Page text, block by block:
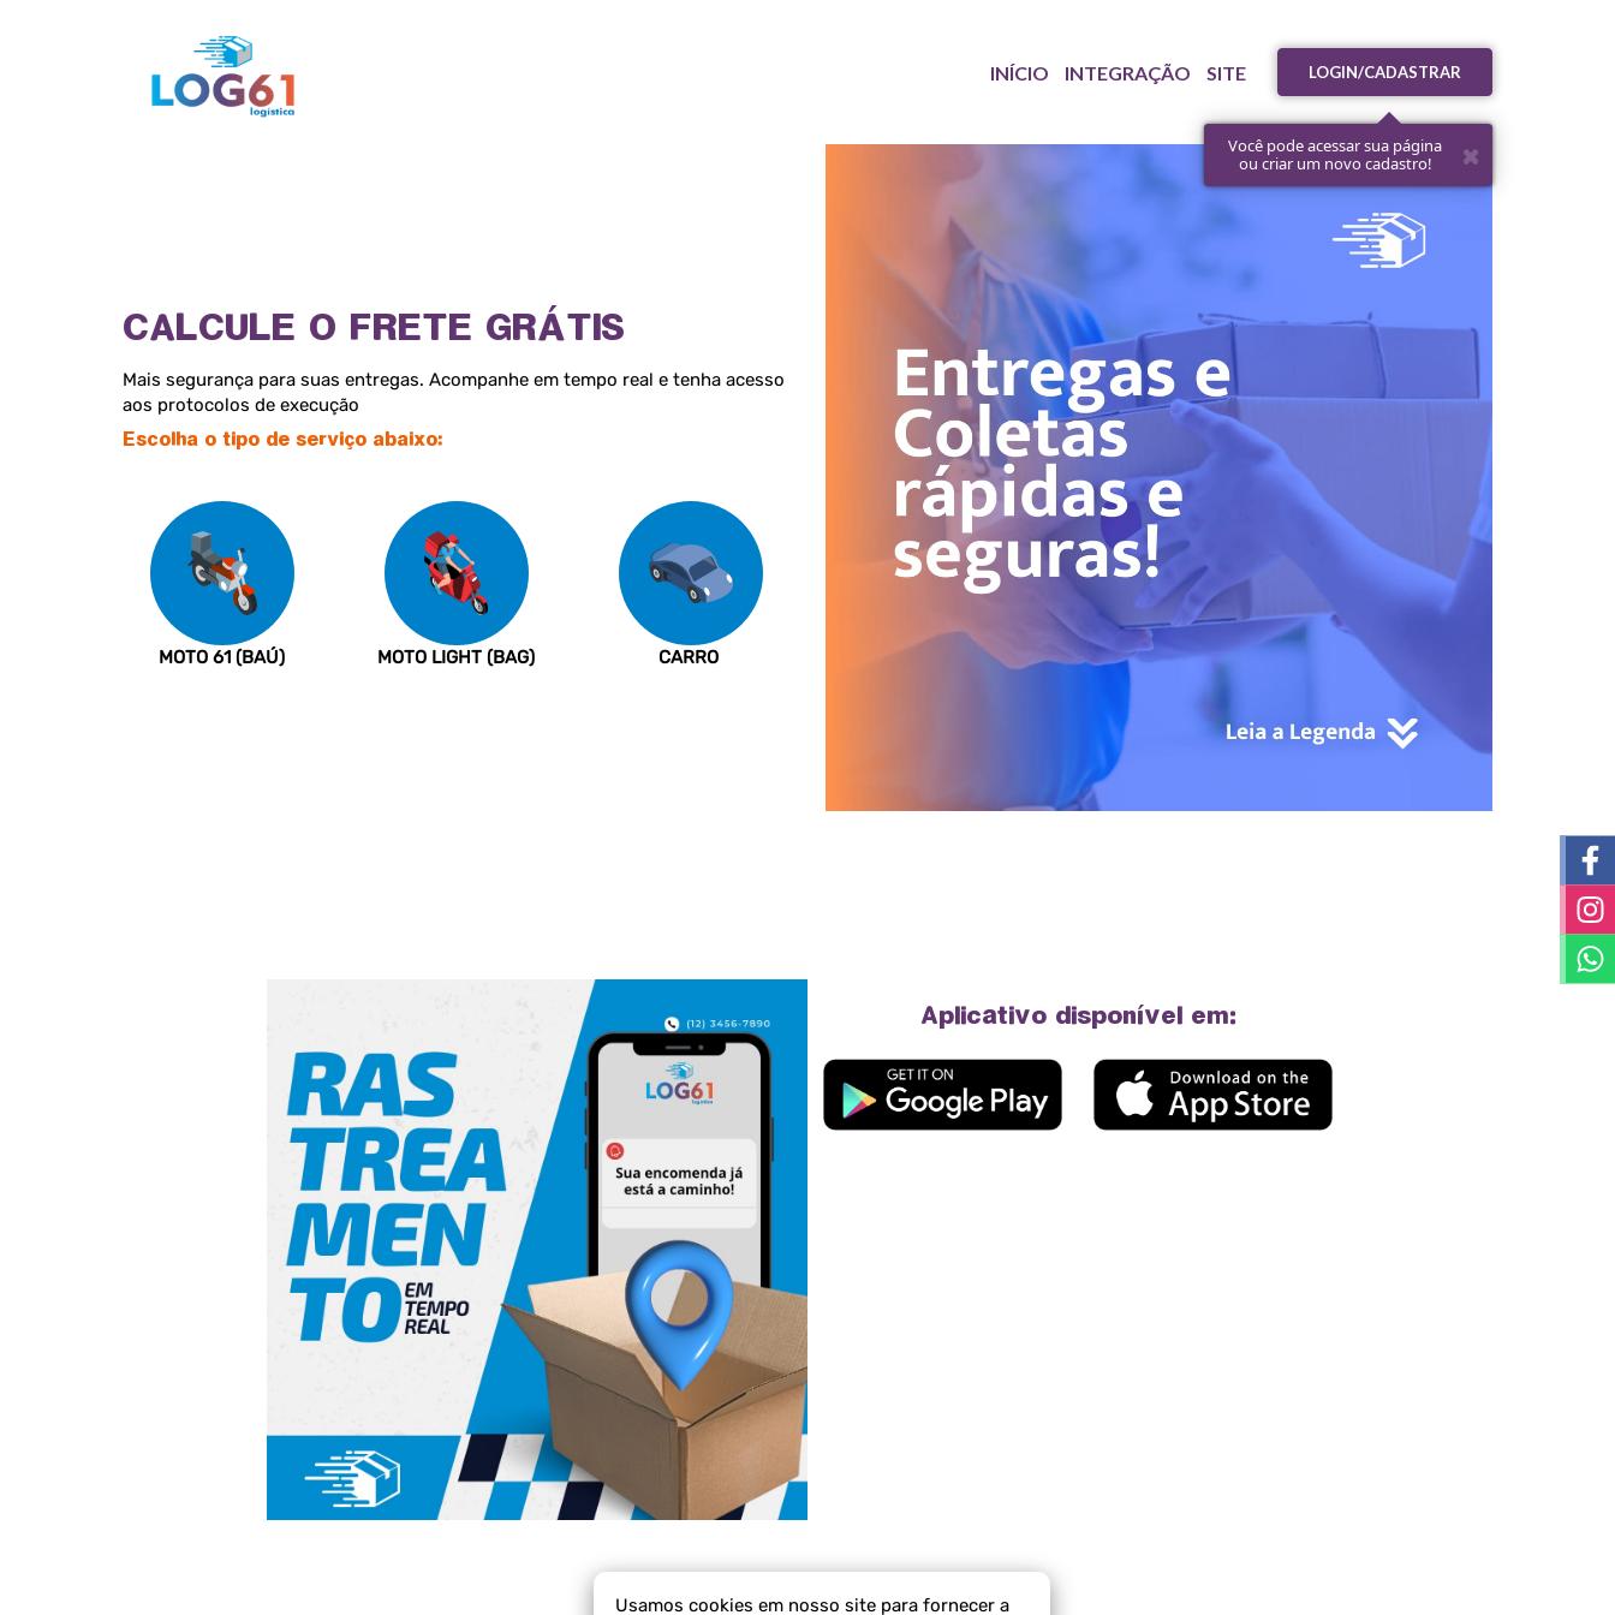
Usamos cookies em nosso site para fornecer a
INÍCIO INTEGRAÇÃO SITE
Você pode acessar sua página
ou criar um novo cadastro!
LOGIN/CADASTRAR
CALCULE O FRETE GRÁTIS
Mais segurança para suas entregas. Acompanhe em tempo real e tenha acesso
aos protocolos de execução
Escolha o tipo de serviço abaixo:
MOTO 61 (BAÚ) MOTO LIGHT (BAG) CARRO
Aplicativo disponível em: